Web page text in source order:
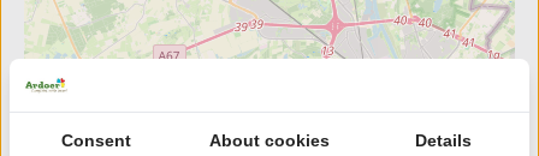
Consent About cookies Details